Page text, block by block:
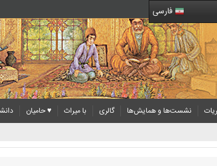
فارسی
نشست‌ها و همایش‌ها گالری با میراث ♥ حامیان